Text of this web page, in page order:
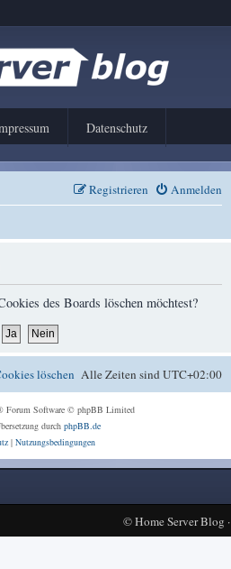
Datenschutz
Anmelden
Registrieren
des Boards löschen möchtest?
Alle Zeiten sindUTC+02:00
löschen
Forum Software © phpBB Limited
durch phpBB.de
| Nutzungsbedingungen
©Home Server Blog